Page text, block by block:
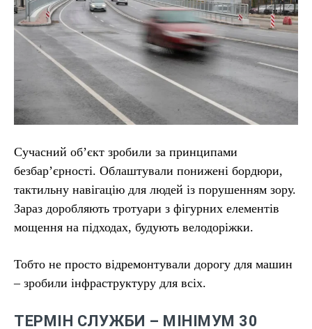
Сучасний об’єкт зробили за принципами
безбар’єрності. Облаштували понижені бордюри,
тактильну навігацію для людей із порушенням зору.
Зараз доробляють тротуари з фігурних елементів
мощення на підходах, будують велодоріжки.
Тобто не просто відремонтували дорогу для машин
– зробили інфраструктуру для всіх.
ТЕРМІН СЛУЖБИ – МІНІМУМ 30